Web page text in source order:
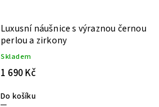
Luxusní náušnice s výraznou černou
perlou a zirkony
Skladem
1 690 Kč
Do košíku